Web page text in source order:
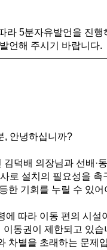
라 5분자유발언을 진행
언해 주시기 바랍니다.
, 안녕하십니까?
덕배 의장님과 선배·
로 설치의 필요성을
한 기회를 누릴 수 있
따라 이동 편의 시
동권이 제한되고 있습
차별을 초래하는 문제